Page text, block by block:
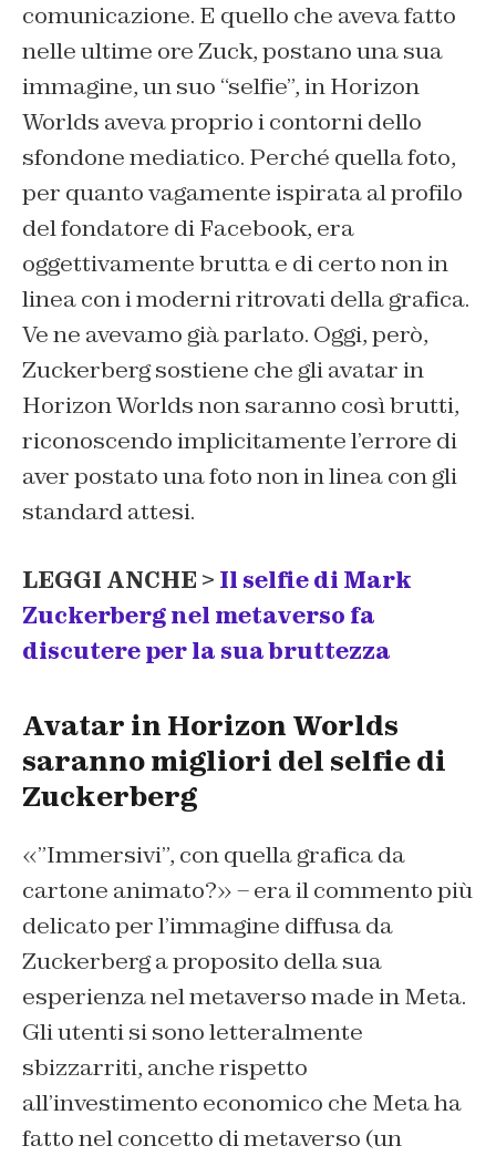
comunicazione. E quello che aveva fatto
nelle ultime ore Zuck, postano una sua
immagine, un suo “selfie”, in Horizon
Worlds aveva proprio i contorni dello
sfondone mediatico. Perché quella foto,
per quanto vagamente ispirata al profilo
del fondatore di Facebook, era
oggettivamente brutta e di certo non in
linea con i moderni ritrovati della grafica.
Ve ne avevamo già parlato. Oggi, però,
Zuckerberg sostiene che gli avatar in
Horizon Worlds non saranno così brutti,
riconoscendo implicitamente l’errore di
aver postato una foto non in linea con gli
standard attesi.
LEGGI ANCHE > Il selfie di Mark
Zuckerberg nel metaverso fa
discutere per la sua bruttezza
Avatar in Horizon Worlds
saranno migliori del selfie di
Zuckerberg
«”Immersivi”, con quella grafica da
cartone animato?» – era il commento più
delicato per l’immagine diffusa da
Zuckerberg a proposito della sua
esperienza nel metaverso made in Meta.
Gli utenti si sono letteralmente
sbizzarriti, anche rispetto
all’investimento economico che Meta ha
fatto nel concetto di metaverso (un